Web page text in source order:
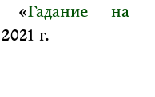
«Гадание на
г.